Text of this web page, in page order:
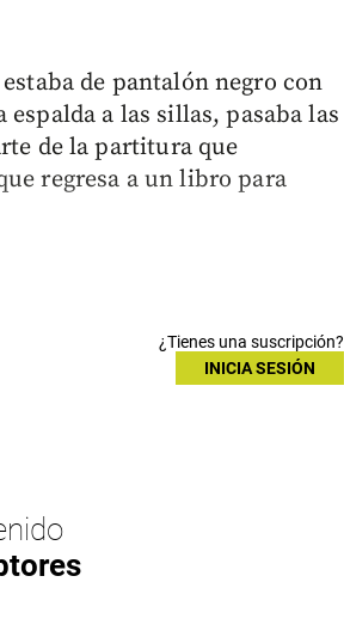
de pantalón negro con
a las sillas, pasaba las
de la partitura que
regresa a un libro para
¿Tienes una suscripción?
INICIA SESIÓN